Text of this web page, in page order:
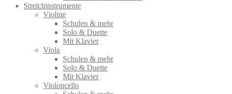
Streichinstrumente
Violine
Schulen & mehr
Solo & Duette
Mit Klavier
Viola
Schulen & mehr
Solo & Duette
Mit Klavier
Violoncello